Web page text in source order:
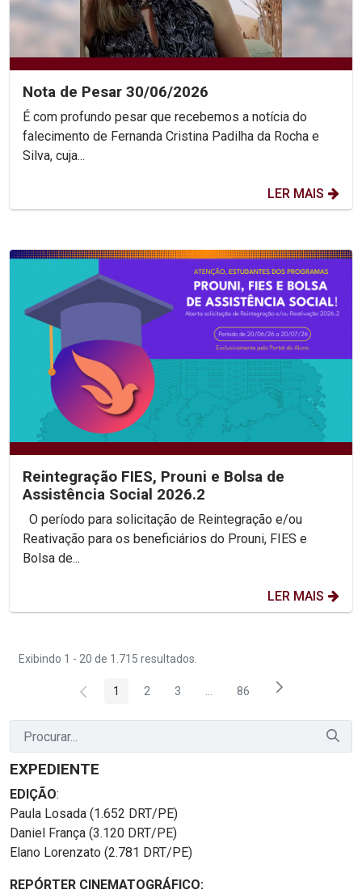
Nota de Pesar 30/06/2026
É com profundo pesar que recebemos a notícia do
falecimento de Fernanda Cristina Padilha da Rocha e
Silva, cuja...
LER MAIS
Reintegração FIES, Prouni e Bolsa de
Assistência Social 2026.2
Reativação para os beneficiários do Prouni, FIES e
Bolsa de...
LER MAIS
Exibindo 1 - 20 de 1.715 resultados.
Página
1 Página
2 Página
3 Páginas intermediárias Usar
Página
86
EXPEDIENTE
EDIÇÃO:
Paula Losada (1.652 DRT/PE)
Daniel França (3.120 DRT/PE)
Elano Lorenzato (2.781 DRT/PE)
REPÓRTER CINEMATOGRÁFICO: